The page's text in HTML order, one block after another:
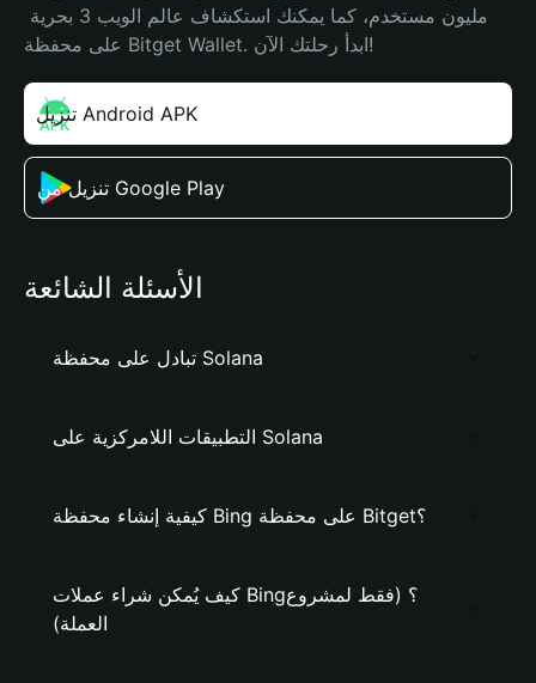
على محفظة Bitget Wallet. ابدأ رحلتك الآن!
تنزيل Android APK
تنزيل من Google Play
الأسئلة الشائعة
تبادل على محفظة Solana
التطبيقات اللامركزية على Solana
كيفية إنشاء محفظة Bing على محفظة Bitget؟
كيف يُمكن شراء عملات Bing؟ (فقط لمشروع
العملة)